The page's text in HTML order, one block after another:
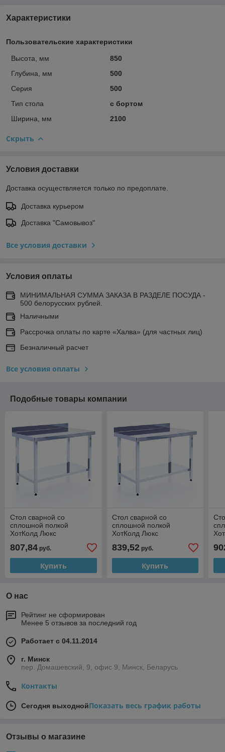
Характеристики
Пользовательские характеристики
Высота, мм
850
Глубина, мм
500
Серия
500
Тип стола
с бортом
Ширина, мм
2100
Скрыть
Условия доставки
Доставка осуществляется только по предоплате.
Доставка курьером
Доставка "Самовывоз"
Все условия доставки
Условия оплаты
МИНИМАЛЬНАЯ СУММА ЗАКАЗА В РАЗДЕЛЕ ПОСУДА -
500 белорусских рублей.
Наличными
Рассрочка оплаты по карте «Халва» (для частных лиц)
Безналичный расчет
Все условия оплаты
Подобные товары компании
Стол сварной со
сплошной полкой
ХотКолд Люкс
807,84 руб.
Купить
Стол сварной со
сплошной полкой
ХотКолд Люкс
839,52руб.
Купить
О нас
Рейтинг не сформирован
Менее 5 отзывов за последний год
Работает с 04.11.2014
г. Минск
пер. Домашевский, 9, офис 9, Минск, Беларусь
Контакты
Сегодня выходнойПоказать весь график работы
Отзывы о магазине